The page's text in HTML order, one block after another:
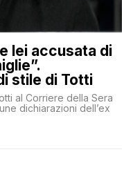
lei accusata di
stile di Totti
al Corriere della Sera
dichiarazioni dell’ex